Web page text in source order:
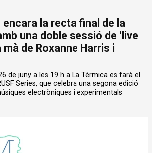
encara la recta final de la
una doble sessió de ‘live
mà de Roxanne Harris i
de juny a les 19 h a La Tèrmica es farà el
Series, que celebra una segona edició
electròniques i experimentals